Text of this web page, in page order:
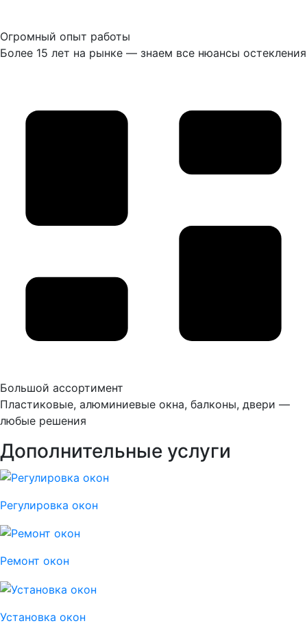
Огромный опыт работы
Более 15 лет на рынке — знаем все нюансы остекления
Большой ассортимент
Пластиковые, алюминиевые окна, балконы, двери —
любые решения
Дополнительные услуги
Регулировка окон
Ремонт окон
Установка окон